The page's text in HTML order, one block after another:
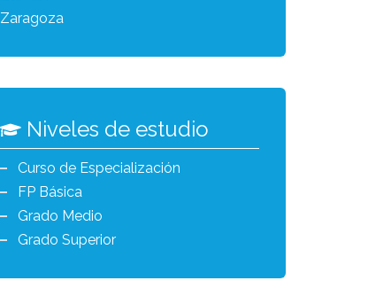
Zaragoza
Niveles de estudio
Curso de Especialización
FP Básica
Grado Medio
Grado Superior